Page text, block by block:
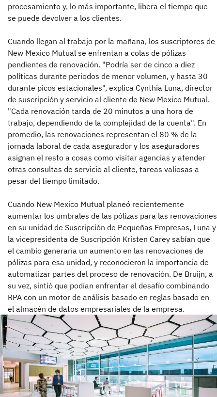
procesamiento y, lo más importante, libera el tiempo que
se puede devolver a los clientes.
Cuando llegan al trabajo por la mañana, los suscriptores de
New Mexico Mutual se enfrentan a colas de pólizas
pendientes de renovación. "Podría ser de cinco a diez
políticas durante periodos de menor volumen, y hasta 30
durante picos estacionales", explica Cynthia Luna, director
de suscripción y servicio al cliente de New Mexico Mutual.
"Cada renovación tarda de 20 minutos a una hora de
trabajo, dependiendo de la complejidad de la cuenta". En
promedio, las renovaciones representan el 80 % de la
jornada laboral de cada asegurador y los aseguradores
asignan el resto a cosas como visitar agencias y atender
otras consultas de servicio al cliente, tareas valiosas a
pesar del tiempo limitado.
Cuando New Mexico Mutual planeó recientemente
aumentar los umbrales de las pólizas para las renovaciones
en su unidad de Suscripción de Pequeñas Empresas, Luna y
la vicepresidenta de Suscripción Kristen Carey sabían que
el cambio generaría un aumento en las renovaciones de
pólizas para esa unidad, y reconocieron la importancia de
automatizar partes del proceso de renovación. De Bruijn, a
su vez, sintió que podían enfrentar el desafío combinando
RPA con un motor de análisis basado en reglas basado en
el almacén de datos empresariales de la empresa.